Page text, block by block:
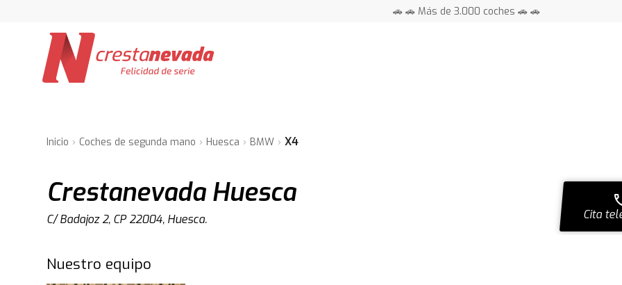
🚗 🚗 Más de 3.000 coches 🚗 🚗
Inicio Coches de segunda mano Huesca BMW X4
Crestanevada Huesca
C/ Badajoz 2, CP 22004, Huesca. Cita
Nuestro equipo